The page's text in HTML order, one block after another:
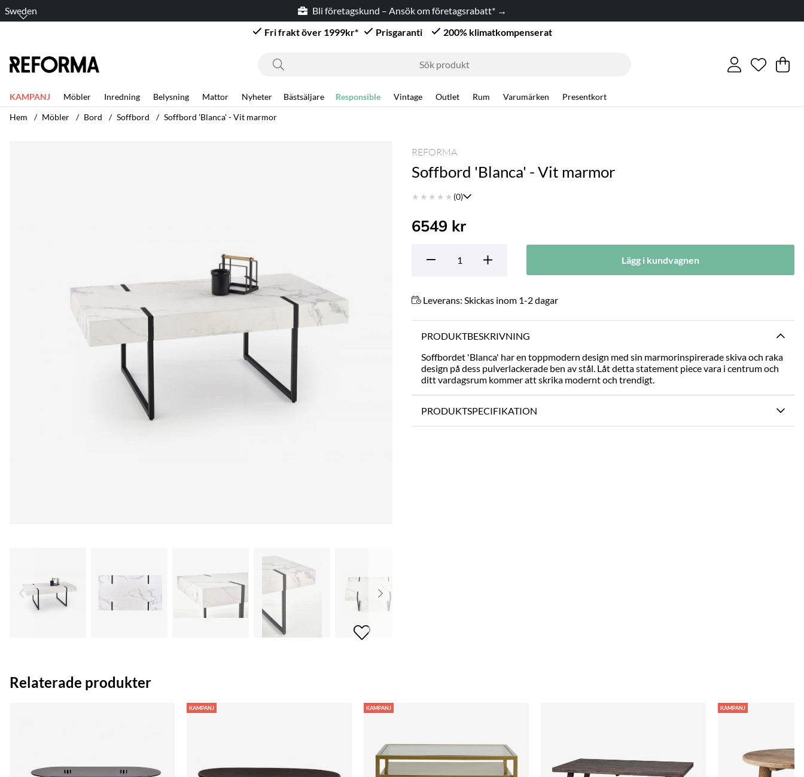
Sweden
Bli företagskund – Ansök om företagsrabatt* →
Fri frakt över 1999kr*
Prisgaranti 200% klimatkompenserat
Antal i
. .
KAMPANJ Möbler Inredning Belysning Mattor Nyheter Bästsäljare Responsible Vintage Outlet Rum Varumärken
Presentkort
Hem
Möbler Bord Soffbord Soffbord 'Blanca' - Vit marmor
REFORMA
Soffbord 'Blanca' - Vit marmor
★ ★ ★ ★ ★ (0)
6549 kr
Lägg i kundvagnen
Leverans: Skickas inom 1-2 dagar
PRODUKTBESKRIVNING
Soffbordet 'Blanca' har en toppmodern design med sin marmorinspirerade skiva och raka
design på dess pulverlackerade ben av stål. Låt detta statement piece vara i centrum och
ditt vardagsrum kommer att skrika modernt och trendigt.
PRODUKTSPECIFIKATION
Relaterade produkter
KAMPANJ KAMPANJ KAMPANJ